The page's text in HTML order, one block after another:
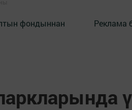
фондыннан Реклама